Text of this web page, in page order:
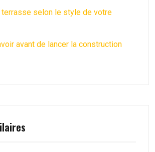
terrasse selon le style de votre
avant de lancer la construction